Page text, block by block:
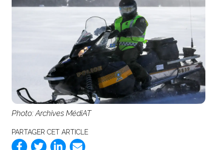
Photo: Archives MédiAT
PARTAGER CET ARTICLE